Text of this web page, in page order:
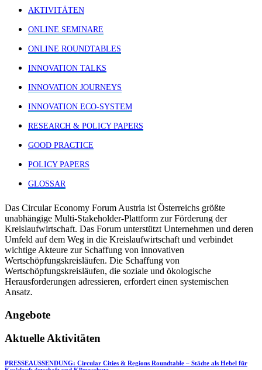
AKTIVITÄTEN
ONLINE SEMINARE
ONLINE ROUNDTABLES
INNOVATION TALKS
INNOVATION JOURNEYS
INNOVATION ECO-SYSTEM
RESEARCH & POLICY PAPERS
GOOD PRACTICE
POLICY PAPERS
GLOSSAR
Das Circular Economy Forum Austria ist Österreichs größte
unabhängige Multi-Stakeholder-Plattform zur Förderung der
Kreislaufwirtschaft. Das Forum unterstützt Unternehmen und deren
Umfeld auf dem Weg in die Kreislaufwirtschaft und verbindet
wichtige Akteure zur Schaffung von innovativen
Wertschöpfungskreisläufen. Die Schaffung von
Wertschöpfungskreisläufen, die soziale und ökologische
Herausforderungen adressieren, erfordert einen systemischen
Ansatz.
Angebote
Aktuelle Aktivitäten
PRESSEAUSSENDUNG: Circular Cities & Regions Roundtable – Städte als Hebel für